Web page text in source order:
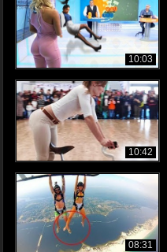
10:03
10:42
08:31